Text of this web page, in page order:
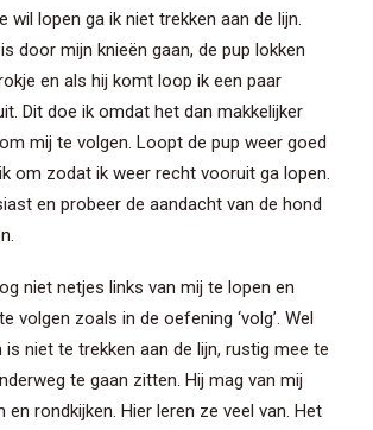
wil lopen ga ik niet trekken aan de lijn.
door mijn knieën gaan, de pup lokken
en als hij komt loop ik een paar
Dit doe ik omdat het dan makkelijker
mij te volgen. Loopt de pup weer goed
om zodat ik weer recht vooruit ga lopen.
en probeer de aandacht van de hond
niet netjes links van mij te lopen en
volgen zoals in de oefening ‘volg’. Wel
is niet te trekken aan de lijn, rustig mee te
te gaan zitten. Hij mag van mij
en rondkijken. Hier leren ze veel van. Het